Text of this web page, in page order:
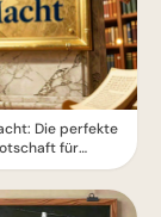
Die perfekte
für